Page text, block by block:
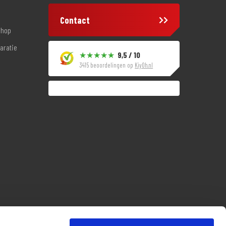
Contact
9,5 / 10
3415 beoordelingen op KiyOh.nl